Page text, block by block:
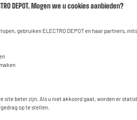
4.2 (19)
84€95
DEPOT. Mogen we u cookies aanbieden?
gebruiken ELECTRO DEPOT en haar partners,
site beter zijn. Als u niet akkoord gaat, worden er
op te stellen.